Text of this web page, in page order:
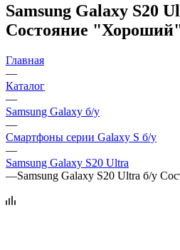
Samsung Galaxy S20
Состояние
Главная
—
Каталог
—
Samsung Galaxy б/у
—
Смартфоны серии Galaxy S б/у
—
Samsung Galaxy S20 Ultra
—Samsung Galaxy S20 Ultra б/у